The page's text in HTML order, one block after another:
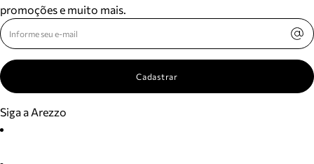
promoções e muito mais.
Cadastrar
Siga a Arezzo